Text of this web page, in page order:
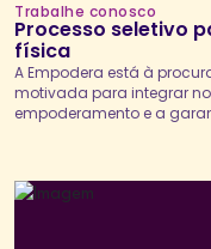
Trabalhe conosco
Processo seletivo
física
A Empodera está à
motivada para integrar
empoderamento e a
jogos, atividades...